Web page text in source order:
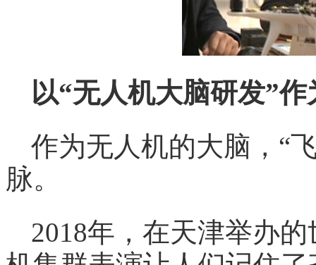
以“无人机大脑研发”
作为无人机的大脑，“
脉。
2018年，在天津举办